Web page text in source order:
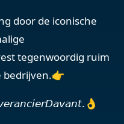
door de iconische
tegenwoordig ruim
bedrijven.👉